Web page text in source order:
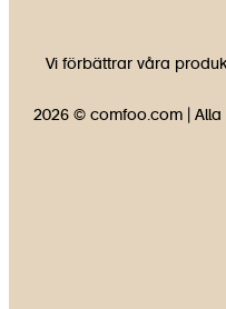
Vi förbättrar våra
2026 © comfoo.com |